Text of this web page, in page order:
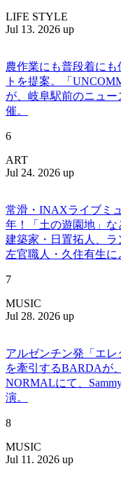
LIFE STYLE
Jul 13. 2026 up
農作業にも普段着に
トを提案。「
が、岐阜駅前のニュー
催。
6
ART
Jul 24. 2026 up
常滑・INAXライブミ
年！「土の遊園地」な
建築家・日置拓人、ラ
左官職人・久住有生に
7
MUSIC
Jul 28. 2026 up
アルゼンチン発「エ
を牽引するBARDAが
NORMALにて、
演。
8
MUSIC
Jul 11. 2026 up